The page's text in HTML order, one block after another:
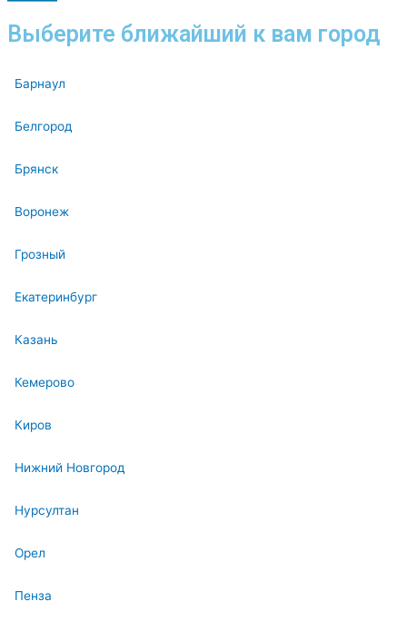
Выберите ближайший к вам город
Барнаул
Белгород
Брянск
Воронеж
Грозный
Екатеринбург
Казань
Кемерово
Киров
Нижний Новгород
Нурсултан
Орел
Пенза